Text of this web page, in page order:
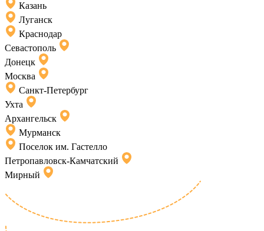
Казань
Луганск
Краснодар
Севастополь
Донецк
Москва
Санкт-Петербург
Ухта
Архангельск
Мурманск
Поселок им. Гастелло
Петропавловск-Камчатский
Мирный